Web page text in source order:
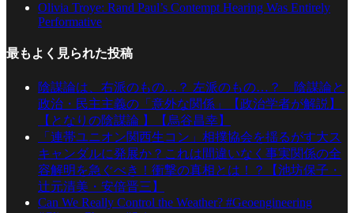
Olivia Troye: Rand Paul’s Contempt Hearing Was Entirely
Performative
最もよく見られた投稿
陰謀論は、右派のもの…？ 左派のもの…？ 陰謀論と
政治・民主主義の「意外な関係」【政治学者が解説】
【となりの陰謀論 】【烏谷昌幸】
「連帯ユニオン関西生コン」相撲協会を揺るがす大ス
キャンダルに発展か？これは間違いなく事実関係の全
容解明を急ぐべき！衝撃の真相とは！？【池坊保子・
辻元清美・安倍晋三】
Can We Really Control the Weather? #Geoengineering